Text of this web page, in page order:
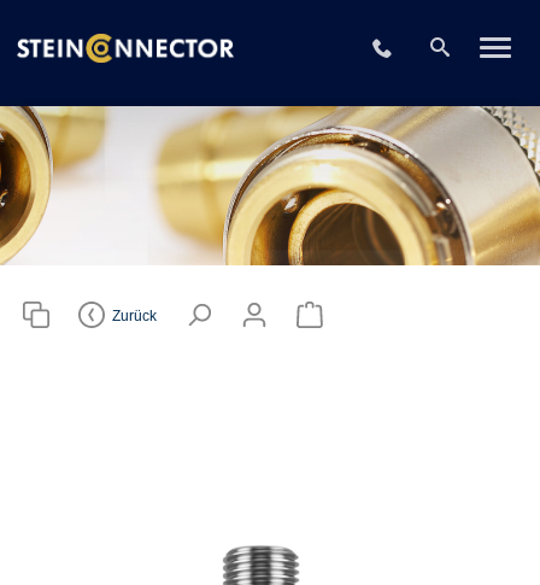
+49 2196
Zurück
Ihr CAD-
CAD-Datei herunterladen
Anmelden
oderregistrieren